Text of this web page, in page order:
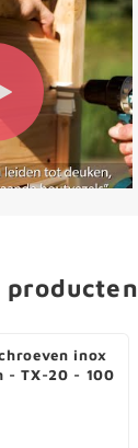
inox
- TX-20 - 100